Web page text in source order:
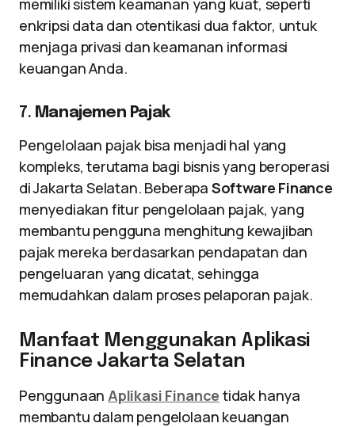
memiliki sistem keamanan yang kuat, seperti
enkripsi data dan otentikasi dua faktor, untuk
menjaga privasi dan keamanan informasi
keuangan Anda.
7. Manajemen Pajak
Pengelolaan pajak bisa menjadi hal yang
kompleks, terutama bagi bisnis yang beroperasi
di Jakarta Selatan. Beberapa Software Finance
menyediakan fitur pengelolaan pajak, yang
membantu pengguna menghitung kewajiban
pajak mereka berdasarkan pendapatan dan
pengeluaran yang dicatat, sehingga
memudahkan dalam proses pelaporan pajak.
Manfaat Menggunakan Aplikasi
Finance Jakarta Selatan
Penggunaan Aplikasi Finance tidak hanya
membantu dalam pengelolaan keuangan